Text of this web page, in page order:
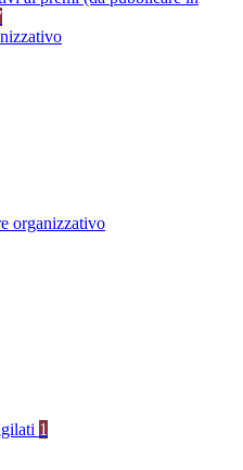
organizzativo
1